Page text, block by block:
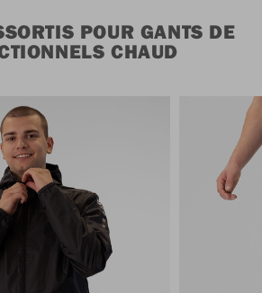
POUR GANTS DE
CHAUD